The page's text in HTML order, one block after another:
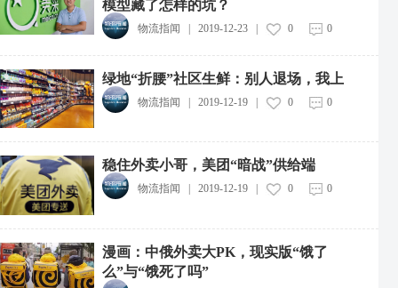
模型藏了怎样的坑？
物流指闻 | 2019-12-23| 0 0
绿地“折腰”社区生鲜：别人退场，我上
物流指闻 | 2019-12-19| 0 0
稳住外卖小哥，美团“暗战”供给端
物流指闻 2019-12-19| 0 0
漫画：中俄外卖大PK，现实版“饿了
么”与“饿死了吗”